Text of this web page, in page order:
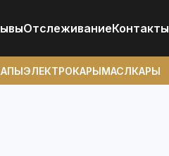
ОтcлеживаниеКонтакты
ЭЛЕКТРОКАРЫМАСЛКАРЫ